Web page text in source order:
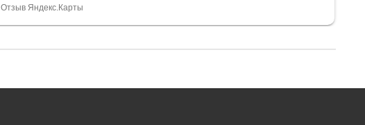
спасибо отдельное, всегда на связи, очень детально всё
Отзыв Яндекс.Карты